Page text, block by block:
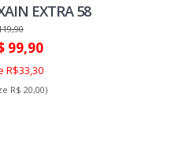
EXTRA 58
99,90
R$33,30
R$ 20,00)